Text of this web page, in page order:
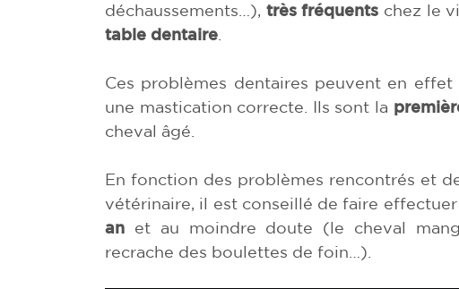
déchaussements…), très fréquents chez le
table dentaire
Ces problèmes dentaires peuvent en
une mastication correcte. Ils sont la
cheval âgé.
En fonction des problèmes rencontrés et
vétérinaire, il est conseillé de faire effectuer
an et au moindre doute (le cheval
recrache des boulettes de foin…).